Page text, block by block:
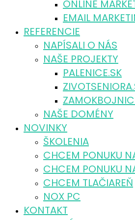
ONLINE
EMAIL
REFERENCIE
NAPÍSALI O NÁS
NAŠE PROJEKTY
PALENICE.SK
NAŠE DOMÉNY
NOVINKY
ŠKOLENIA
CHCEM PONUKU
CHCEM PONUKU
CHCEM TLAČIAREŇ
NOX PC
KONTAKT